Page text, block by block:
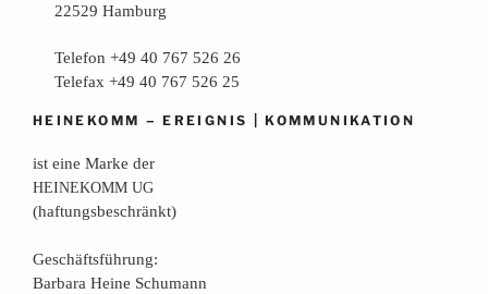
22529 Hamburg
Telefon +49 40 767 526 26
Telefax +49 40 767 526 25
HEINEKOMM –EREIGNIS |KOMMUNIKATION
ist eine Mar­ke der
HEINEKOMM UG
(haf­tungs­be­schränkt)
Geschäfts­füh­rung:
Bar­ba­ra Hei­ne Schumann